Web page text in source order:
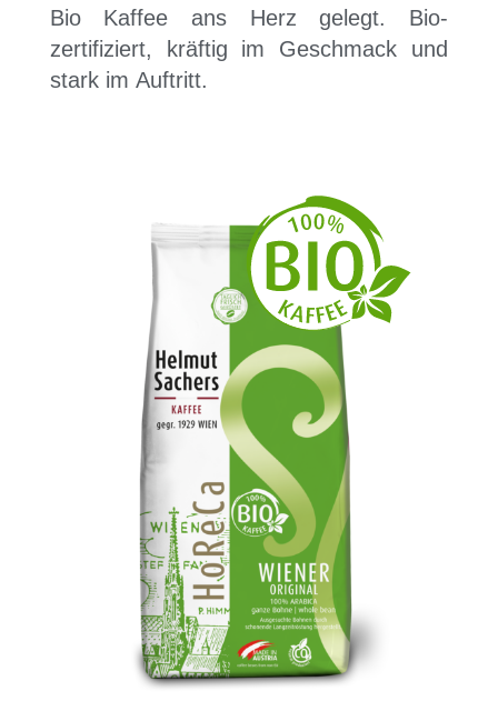
Bio Kaffee ans Herz gelegt. Bio-
zertifiziert, kräftig im Geschmack und
stark im Auftritt.